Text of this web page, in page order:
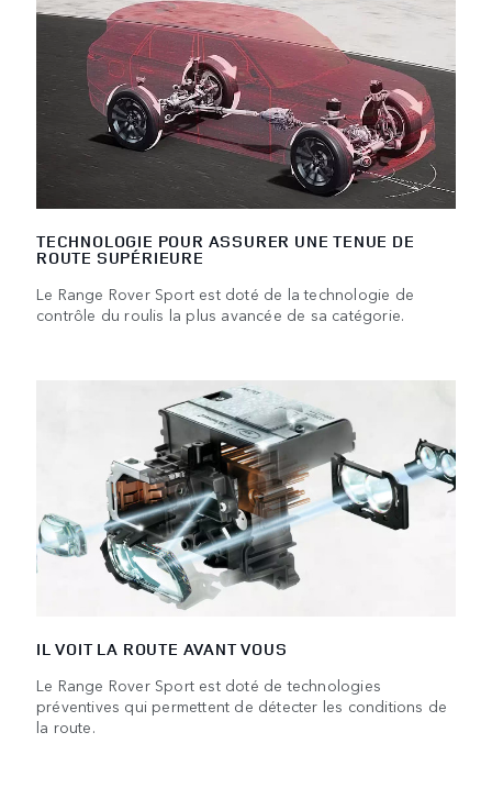
TECHNOLOGIE POUR ASSURER UNE TENUE DE
ROUTE SUPÉRIEURE
Le Range Rover Sport est doté de la technologie de
contrôle du roulis la plus avancée de sa catégorie.
IL VOIT LA ROUTE AVANT VOUS
Le Range Rover Sport est doté de technologies
préventives qui permettent de détecter les conditions de
la route.